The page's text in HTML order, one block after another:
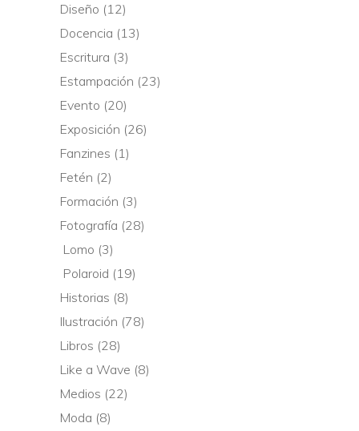
Diseño (12)
Docencia (13)
Escritura (3)
Estampación (23)
Evento (20)
Exposición (26)
Fanzines (1)
Fetén (2)
Formación (3)
Fotografía (28)
Lomo (3)
Polaroid (19)
Historias (8)
Ilustración (78)
Libros (28)
Like a Wave (8)
Medios (22)
Moda (8)